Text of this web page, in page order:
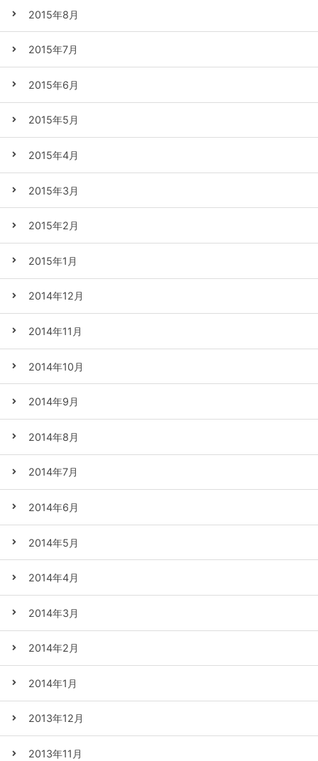
2015年8月
2015年7月
2015年6月
2015年5月
2015年4月
2015年3月
2015年2月
2015年1月
2014年12月
2014年11月
2014年10月
2014年9月
2014年8月
2014年7月
2014年6月
2014年5月
2014年4月
2014年3月
2014年2月
2014年1月
2013年12月
2013年11月